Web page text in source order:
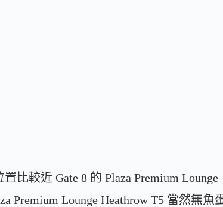
比較近 Gate 8 的 Plaza Premium
Premium Lounge Heathrow T5 當然無